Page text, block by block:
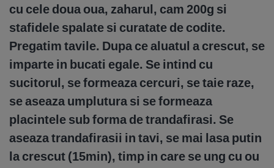
cu cele doua oua, zaharul, cam 200g si
stafidele spalate si curatate de codite.
Pregatim tavile. Dupa ce aluatul a crescut, se
imparte in bucati egale. Se intind cu
sucitorul, se formeaza cercuri, se taie raze,
se aseaza umplutura si se formeaza
placintele sub forma de trandafirasi. Se
aseaza trandafirasii in tavi, se mai lasa putin
la crescut (15min), timp in care se ung cu ou